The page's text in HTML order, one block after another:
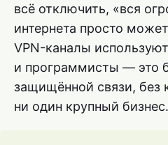
всё отключить, «вся
интернета просто
VPN-каналы
и программисты — это
защищённой связи, без
ни один крупный бизнес.